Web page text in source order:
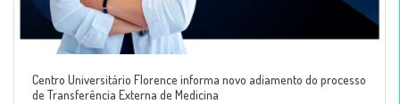
Centro Universitário Florence informa novo adiamento do processo
de Transferência Externa de Medicina